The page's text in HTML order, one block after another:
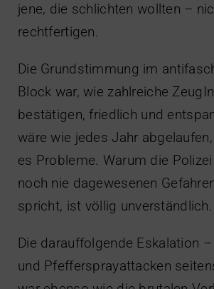
jene, die schlichten wollten –
rechtfertigen.
Die Grundstimmung im
Block war, wie zahlreiche
bestätigen, friedlich und
wäre wie jedes Jahr
es Probleme. Warum die
noch nie dagewesenen
spricht, ist völlig unverständlich.
Die darauffolgende Eskalation
und Pfeffersprayattacken